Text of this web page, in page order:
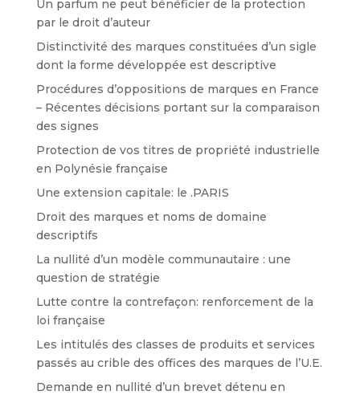
Un parfum ne peut bénéficier de la protection
par le droit d’auteur
Distinctivité des marques constituées d’un sigle
dont la forme développée est descriptive
Procédures d’oppositions de marques en France
– Récentes décisions portant sur la comparaison
des signes
Protection de vos titres de propriété industrielle
en Polynésie française
Une extension capitale: le .PARIS
Droit des marques et noms de domaine
descriptifs
La nullité d’un modèle communautaire : une
question de stratégie
Lutte contre la contrefaçon: renforcement de la
loi française
Les intitulés des classes de produits et services
passés au crible des offices des marques de l’U.E.
Demande en nullité d’un brevet détenu en